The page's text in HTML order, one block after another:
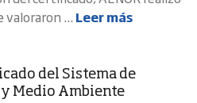
valoraron ... Leer más
del Sistema de
Medio Ambiente